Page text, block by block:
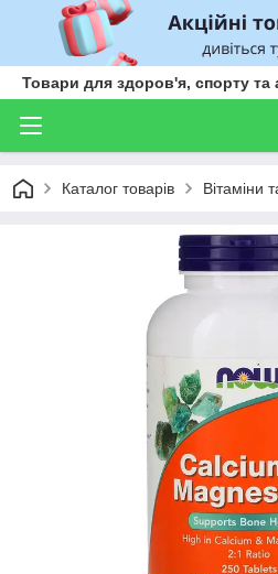
Товари для здоров'я, спорту та
Каталог товарів Вітаміни